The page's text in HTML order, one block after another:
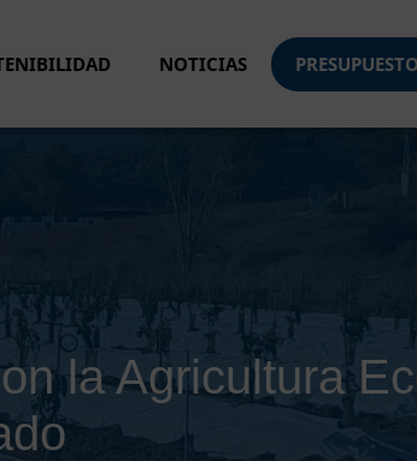
NOTICIAS PRESUPUESTO
la Agricultura